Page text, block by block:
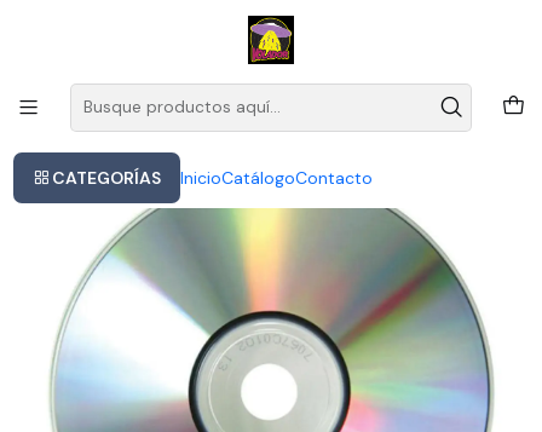
CATEGORÍAS InicioCatálogoContacto
Este es el texto del slide